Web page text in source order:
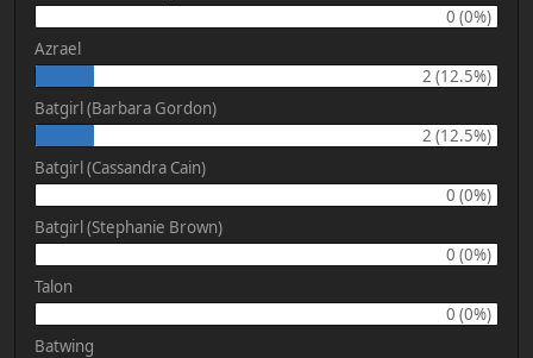
0 (0%)
Azrael
2 (12.5%)
Batgirl (Barbara Gordon)
2 (12.5%)
Batgirl (Cassandra Cain)
0 (0%)
Batgirl (Stephanie Brown)
0 (0%)
Talon
0 (0%)
Batwing